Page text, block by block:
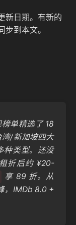
新日期。有新的
到本文。
单精选了 18
/新加坡四大
种类型。还没
折后约 ¥20-
享 89 折。从
，IMDb 8.0 +